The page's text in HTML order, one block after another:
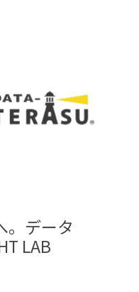
。データ
LAB